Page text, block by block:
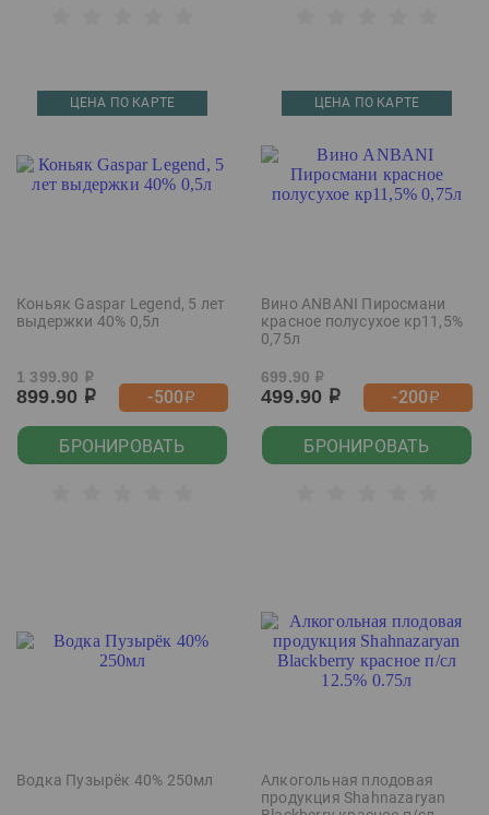
ЦЕНА ПО КАРТЕ
Коньяк Gaspar Legend, 5 лет
выдержки 40% 0,5л
1 399.90 р
899.90 р -500р
БРОНИРОВАТЬ
ЦЕНА ПО КАРТЕ
Вино ANBANI Пиросмани
красное полусухое кр11,5%
0,75л
699.90 р
499.90 р -200р
БРОНИРОВАТЬ
Водка Пузырёк 40% 250мл
Алкогольная плодовая
продукция Shahnazaryan